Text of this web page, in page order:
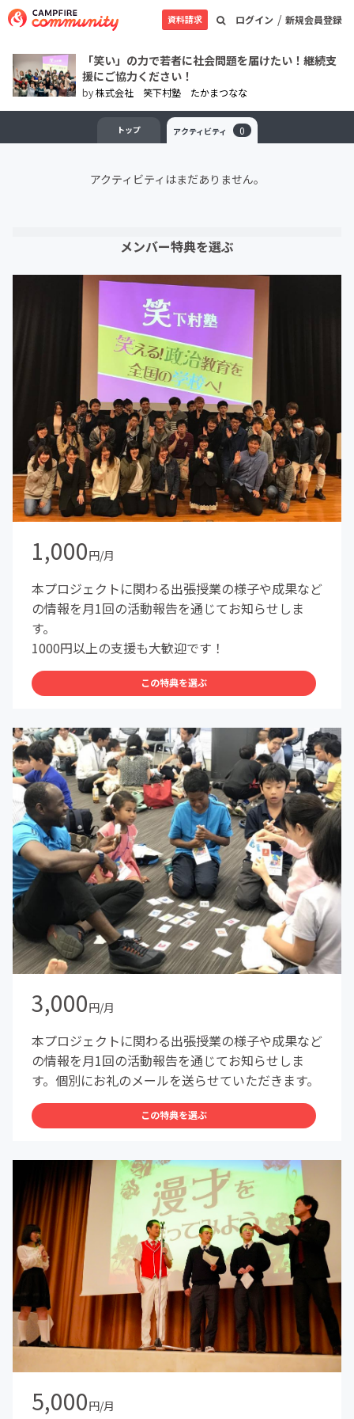
ログイン / 新規会員登録
資料請求
「笑い」の力で若者に社会問題を届けたい！継続支
援にご協力ください！
by株式会社 笑下村塾 たかまつなな
トップ アクティビティ 0
アクティビティはまだありません。
メンバー特典を選ぶ
1,000円/月
本プロジェクトに関わる出張授業の様子や成果など
の情報を月1回の活動報告を通じてお知らせしま
す。
1000円以上の支援も大歓迎です！
この特典を選ぶ
3,000円/月
本プロジェクトに関わる出張授業の様子や成果など
の情報を月1回の活動報告を通じてお知らせしま
す。個別にお礼のメールを送らせていただきます。
この特典を選ぶ
5,000円/月